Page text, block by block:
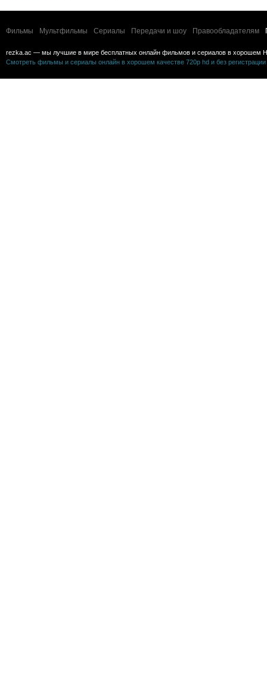
Фильмы Мультфильмы Сериалы Передачи и шоу Правообладателям
rezka.ac — мы лучшие в мире бесплатных онлайн фильмов и сериалов в хорошем
Смотреть фильмы и сериалы онлайн в хорошем качестве 720p hd и без